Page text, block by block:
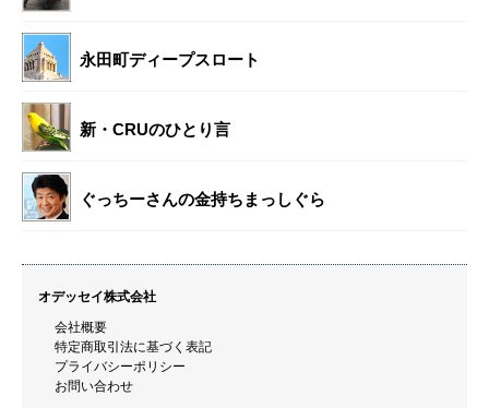
永田町ディープスロート
新・CRUのひとり言
ぐっちーさんの金持ちまっしぐら
オデッセイ株式会社
会社概要
特定商取引法に基づく表記
プライバシーポリシー
お問い合わせ